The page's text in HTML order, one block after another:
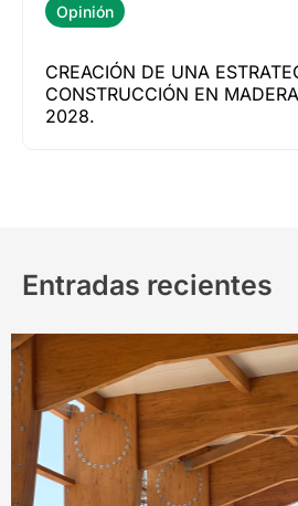
Opinión
CREACIÓN DE UNA
CONSTRUCCIÓN EN
2028.
Entradas recientes